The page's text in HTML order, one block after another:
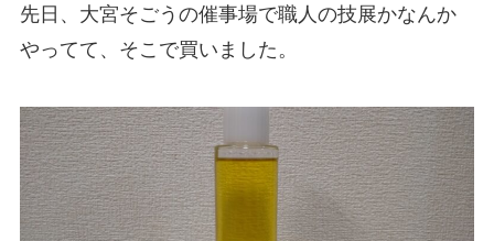
先日、大宮そごうの催事場で職人の技展かなんか
やってて、そこで買いました。